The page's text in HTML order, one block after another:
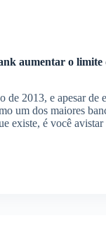
aumentar o limite
2013, e apesar de
um dos maiores
existe, é você